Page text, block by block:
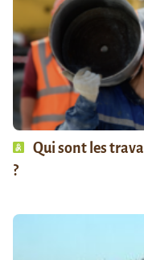
Qui sont les
?